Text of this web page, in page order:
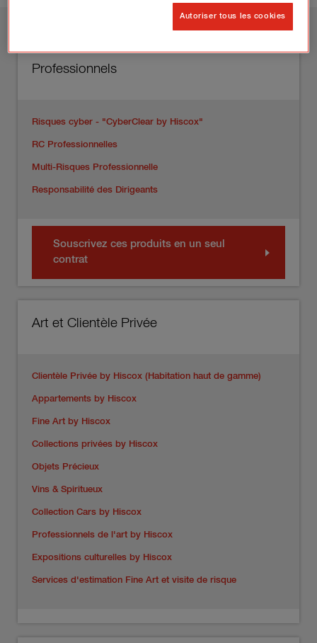
Professionnels
Risques cyber - "CyberClear by Hiscox"
RC Professionnelles
Multi-Risques Professionnelle
Responsabilité des Dirigeants
Souscrivez ces produits en un seul
contrat
Art et Clientèle Privée
Clientèle Privée by Hiscox (Habitation haut de gamme)
Appartements by Hiscox
Fine Art by Hiscox
Collections privées by Hiscox
Objets Précieux
Vins & Spiritueux
Collection Cars by Hiscox
Professionnels de l'art by Hiscox
Expositions culturelles by Hiscox
Services d'estimation Fine Art et visite de risque
Autoriser tous les cookies